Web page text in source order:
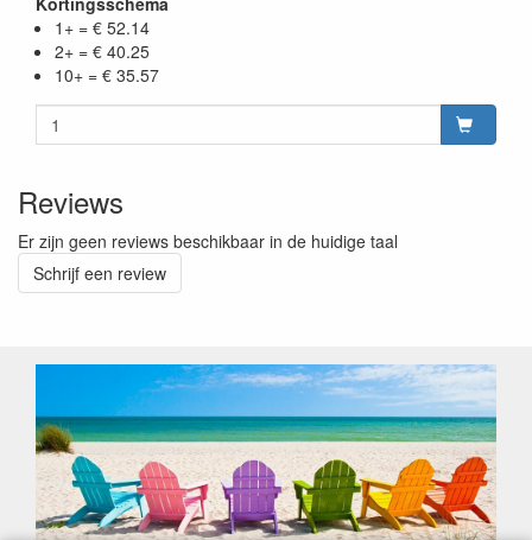
1+ = € 52.14
2+ = € 40.25
10+ = € 35.57
Reviews
Er zijn geen reviews beschikbaar in de huidige taal
Schrijf een review